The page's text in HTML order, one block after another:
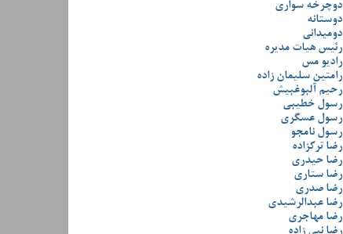
دوچرخه سواری
دوستانه
دومیدانی
رئیس هیات مدیره
رادیو مس
رامتین سلیمان زاده
رحیم آلبوغبیش
رسول خطیبی
رسول عسگری
رسول نامجو
رضا ترکزاده
رضا حیدری
رضا ستاری
رضا صدری
رضا عبدالرشیدی
رضا مهاجری
رضا نبی زاده